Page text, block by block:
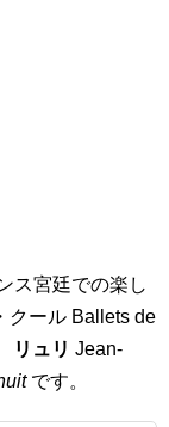
ス宮廷での楽し
クール Ballets de
リュリ Jean-
です。